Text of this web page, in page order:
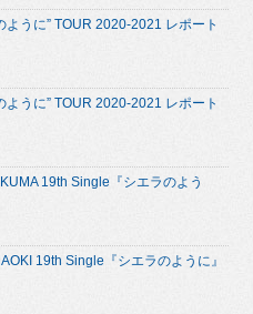
ように” TOUR 2020-2021 レポート
ように” TOUR 2020-2021 レポート
19th Single『シエラのよう
19th Single『シエラのように』